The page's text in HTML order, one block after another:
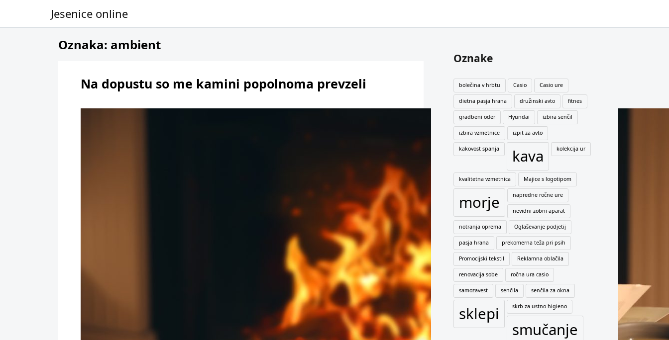
Skip to contentJesenice online
Oznaka: ambient
Na dopustu so me kamini popolnoma prevzeli
Oznake
bolečina v hrbtu Casio Casio ure
dietna pasja hrana družinski avto fitnes
gradbeni oder Hyundai izbira senčil
izbira vzmetnice izpit za avto
kakovost spanja kava kolekcija ur
kvalitetna vzmetnica Majice s logotipom
morje napredne ročne ure
nevidni zobni aparat
notranja oprema Oglaševanje podjetij
pasja hrana prekomerna teža pri psih
Promocijski tekstil Reklamna oblačila
renovacija sobe ročna ura casio
samozavest senčila senčila za okna
sklepi skrb za ustno higieno
smučanje